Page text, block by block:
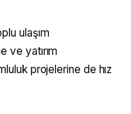
ulaşım
ve yatırım
projelerine de hız